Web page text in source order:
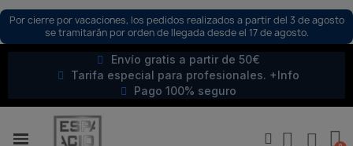
Por cierre por vacaciones, los pedidos realizados a partir del 3 de agosto
se tramitarán por orden de llegada desde el 17 de agosto.
Envío gratis a partir de 50€
Tarifa especial para profesionales. +Info
Pago 100% seguro